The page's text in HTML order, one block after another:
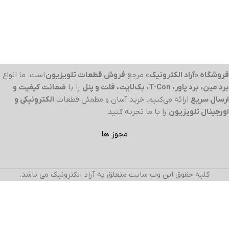
فروشگاه «آراد الکترونیک» مرجع فروش قطعات تلویزیوناست. ما انواع
برد مین، برد پاور، T-Con، بک‌لایت، فلت و پنل
را با ضمانت کیفیت و
ارسال سریع ارائه می‌کنیم. خرید آسان و مطمئن قطعات الکترونیکی و
اورجینال تلویزیون را با ما تجربه کنید.
مجوز ها
کلیه حقوق این وب سایت متعلق به آراد الکترونیک می باشد.